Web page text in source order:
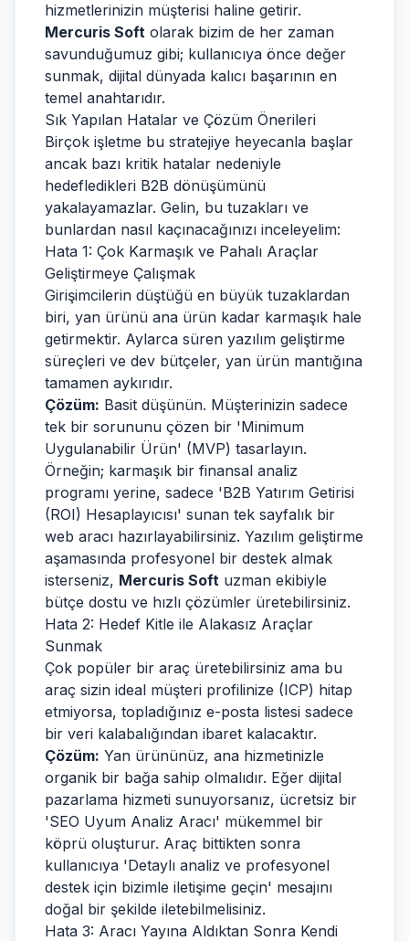
hizmetlerinizin müşterisi haline getirir.
Mercuris Soft olarak bizim de her zaman
savunduğumuz gibi; kullanıcıya önce değer
sunmak, dijital dünyada kalıcı başarının en
temel anahtarıdır.
Sık Yapılan Hatalar ve Çözüm Önerileri
Birçok işletme bu stratejiye heyecanla başlar
ancak bazı kritik hatalar nedeniyle
hedefledikleri B2B dönüşümünü
yakalayamazlar. Gelin, bu tuzakları ve
bunlardan nasıl kaçınacağınızı inceleyelim:
Hata 1: Çok Karmaşık ve Pahalı Araçlar
Geliştirmeye Çalışmak
Girişimcilerin düştüğü en büyük tuzaklardan
biri, yan ürünü ana ürün kadar karmaşık hale
getirmektir. Aylarca süren yazılım geliştirme
süreçleri ve dev bütçeler, yan ürün mantığına
tamamen aykırıdır.
Çözüm: Basit düşünün. Müşterinizin sadece
tek bir sorununu çözen bir 'Minimum
Uygulanabilir Ürün' (MVP) tasarlayın.
Örneğin; karmaşık bir finansal analiz
programı yerine, sadece 'B2B Yatırım Getirisi
(ROI) Hesaplayıcısı' sunan tek sayfalık bir
web aracı hazırlayabilirsiniz. Yazılım geliştirme
aşamasında profesyonel bir destek almak
isterseniz, Mercuris Soft uzman ekibiyle
bütçe dostu ve hızlı çözümler üretebilirsiniz.
Hata 2: Hedef Kitle ile Alakasız Araçlar
Sunmak
Çok popüler bir araç üretebilirsiniz ama bu
araç sizin ideal müşteri profilinize (ICP) hitap
etmiyorsa, topladığınız e-posta listesi sadece
bir veri kalabalığından ibaret kalacaktır.
Çözüm: Yan ürününüz, ana hizmetinizle
organik bir bağa sahip olmalıdır. Eğer dijital
pazarlama hizmeti sunuyorsanız, ücretsiz bir
'SEO Uyum Analiz Aracı' mükemmel bir
köprü oluşturur. Araç bittikten sonra
kullanıcıya 'Detaylı analiz ve profesyonel
destek için bizimle iletişime geçin' mesajını
doğal bir şekilde iletebilmelisiniz.
Hata 3: Aracı Yayına Aldıktan Sonra Kendi